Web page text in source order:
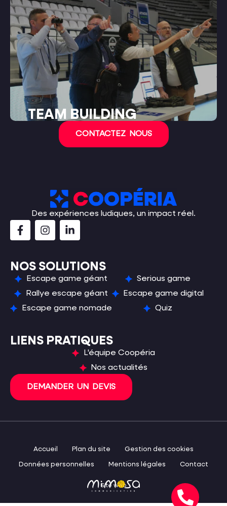
TEAM BUILDING
CONTACTEZ NOUS
Des expériences ludiques, un impact réel.
NOS SOLUTIONS
Escape game géant
Rallye escape géant
Escape game nomade
Serious game
Escape game digital
Quiz
LIENS PRATIQUES
L'équipe Coopéria
Nos actualités
DEMANDER UN DEVIS
Site web
Accueil Plan du site Gestion des cookies
Données personnelles Mentions légales Contact